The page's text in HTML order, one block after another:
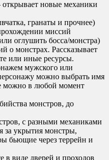
новые механики
гранаты и прочнее)
миссий
оглушить босса/монстра)
о монстрах. Рассказывает
или иные ресурсы.
мужского или
можно выбрать имя
можно в любой момент
монстров, до
с разными механиками
за укрытия монстры,
бьющие через террейн и
в виде дверей и проходов